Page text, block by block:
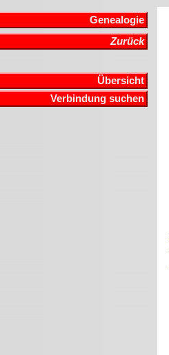
Genealogie
Zurück
Übersicht
Verbindung suchen